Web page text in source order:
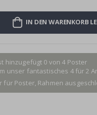
IN DEN WARENKORB
hinzugefügt 0 von 4 Poster
unser fantastisches 4 für 2
für Poster, Rahmen